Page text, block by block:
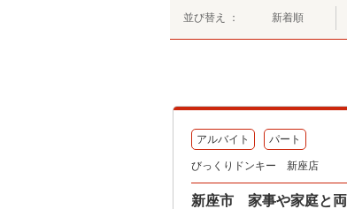
並び替え ： 新着順
アルバイト パート
びっくりドンキー 新座店
新座市 家事や家庭と両